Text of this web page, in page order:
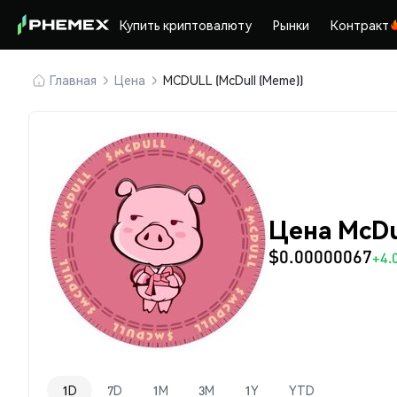
Купить криптовалюту Рынки Контракт
Главная Цена MCDULL (McDull (Meme))
Цена
$0.00000067
1D 7D 1M 3M 1Y YTD